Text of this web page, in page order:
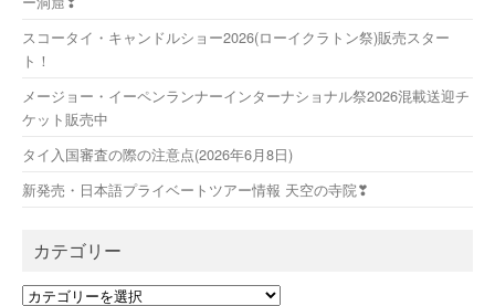
スコータイ・キャンドルショー2026(ローイクラトン祭)販売スター
ト！
メージョー・イーペンランナーインターナショナル祭2026混載送迎チ
ケット販売中
タイ入国審査の際の注意点(2026年6月8日)
新発売・日本語プライベートツアー情報 天空の寺院❣
カテゴリー
カ